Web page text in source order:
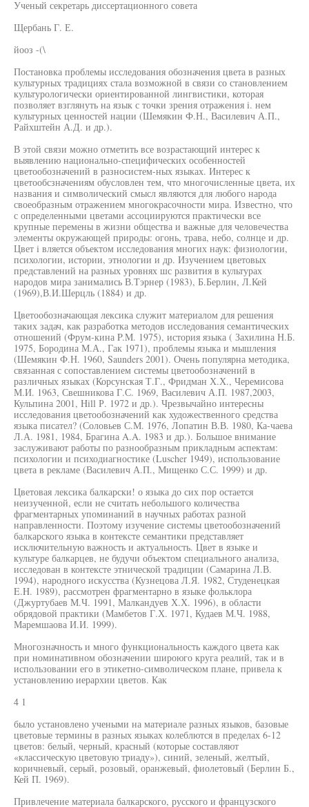
Ученый секретарь диссертационного совета
Щербань Г. Е.
йооз -(\
Постановка проблемы исследования обозначения цвета в разных
культурных традициях стала возможной в связи со становлением
культурологически ориентированной лингвистики, которая
позволяет взглянуть на язык с точки зрения отражения i. нем
культурных ценностей нации (Шемякин Ф.Н., Василевич А.П.,
Райхштейн А.Д. и др.).
В этой связи можно отметить все возрастающий интерес к
выявлению национально-специфических особенностей
цветообозначений в разносистем-ных языках. Интерес к
цветообсзначениям обусловлен тем, что многочисленные цвета, их
названия и символический смысл являются для любого народа
своеобразным отражением многокрасочности мира. Известно, что
с определенными цветами ассоциируются практически все
крупные перемены в жизни общества и важные для человечества
элементы окружающей природы: огонь, трава, небо, солнце и др.
Цвет i вляется объектом исследования многих наук: физиологии,
психологии, истории, этнологии и др. Изучением цветовых
представлений на разных уровнях шс развития в культурах
народов мира занимались В.Тэрнер (1983), Б.Берлин, Л.Кей
(1969),В.И.Шерцль (1884) и др.
Цветообозначающая лексика служит материалом для решения
таких задач, как разработка методов исследования семантических
отношений (Фрум-кина P.M. 1975), история языка ( Захилина Н.Б.
1975, Бородина М.А., Гак 1971), проблемы языка и мышления
(Шемякин Ф.Н. 1960, Saunders 2001). Очень популярна методика,
связанная с сопоставлением системы цветообозначений в
различных языках (Корсунская Т.Г., Фридман Х.Х., Черемисова
М.И. 1963, Свешникова Г.С. 1969, Василевич А.П. 1987,2003,
Кульпина 2001, Hill Р. 1972 и др.). Чрезвычайно интересны
исследования цветообозначений как художественного средства
языка писател? (Соловьев С.М. 1976, Лопатин В.В. 1980, Ка-чаева
Л.А. 1981, 1984, Брагина A.A. 1983 и др.). Большое внимание
заслуживают работы по разнообразным прикладным аспектам:
психологии и психодиагностике (Luscher 1949), использование
цвета в рекламе (Василевич А.П., Мищенко С.С. 1999) и др.
Цветовая лексика балкарски! о языка до сих пор остается
неизученной, если не считать небольшого количества
фрагментарных упоминаний в научных работах разной
направленности. Поэтому изучение системы цветообозначений
балкарского языка в контексте семантики представляет
исключительную важность и актуальность. Цвет в языке и
культуре балкарцев, не будучи объектом специального анализа,
исследован в контексте этнической традиции (Самарина Л.В.
1994), народного искусства (Кузнецова Л.Я. 1982, Студенецкая
E.H. 1989), рассмотрен фрагментарно в языке фольклора
(Джуртубаев М.Ч. 1991, Малкандуев Х.Х. 1996), в области
обрядовой практики (Мамбетов Г.Х. 1971, Кудаев М.Ч. 1988,
Маремшаова И.И. 1999).
Многозначность и много функциональность каждого цвета как
при номинативном обозначении широюго круга реалий, так и в
использовании его в этикетно-символическом плане, привела к
установлению иерархии цветов. Как
4 1
было установлено учеными на материале разных языков, базовые
цветовые термины в разных языках колеблются в пределах 6-12
цветов: белый, черный, красный (которые составляют
«классическую цветовую триаду»), синий, зеленый, желтый,
коричневый, серый, розовый, оранжевый, фиолетовый (Берлин Б.,
Кей П. 1969).
Привлечение материала балкарского, русского и французского